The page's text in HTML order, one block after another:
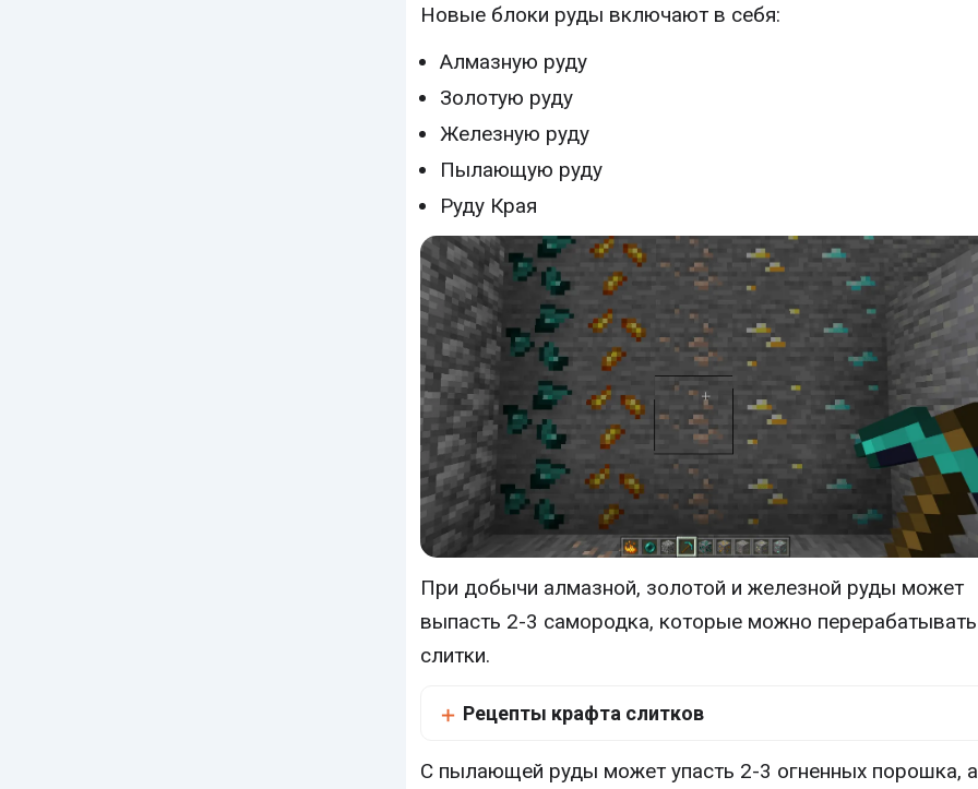
Новые блоки руды включают в себя:
Алмазную руду
Золотую руду
Железную руду
Пылающую руду
Руду Края
При добычи алмазной, золотой и железной руды может
выпасть 2-3 самородка, которые можно
слитки.
Рецепты крафта слитков
С пылающей руды может упасть 2-3 огненных порошка,